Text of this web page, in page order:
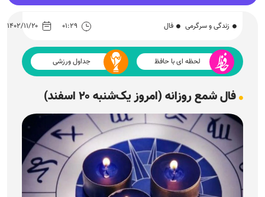
زندگی و سرگرمی فال ۰۱:۲۹ ۱۴۰۲/۱۱/۲۰
لحظه ای با حافظ جداول ورزشی
فال شمع روزانه (امروز یک‌شنبه ۲۰ اسفند)